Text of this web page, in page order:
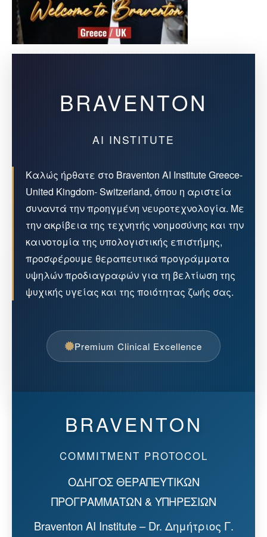
BRAVENTON
AI INSTITUTE
Καλώς ήρθατε στο Braventon AI Institute Greece-
United Kingdom- Switzerland, όπου η αριστεία
συναντά την προηγμένη νευροτεχνολογία. Με
την ακρίβεια της τεχνητής νοημοσύνης και την
καινοτομία της υπολογιστικής επιστήμης,
προσφέρουμε θεραπευτικά προγράμματα
υψηλών προδιαγραφών για τη βελτίωση της
ψυχικής υγείας και της ποιότητας ζωής σας.
Premium Clinical Excellence
BRAVENTON
COMMITMENT PROTOCOL
ΟΔΗΓΟΣ ΘΕΡΑΠΕΥΤΙΚΩΝ
ΠΡΟΓΡΑΜΜΑΤΩΝ & ΥΠΗΡΕΣΙΩΝ
Braventon AI Institute – Dr. Δημήτριος Γ.